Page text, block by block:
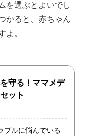
を選ぶとよいでし
かると、赤ちゃん
よ。
守る！ママメデ
ット
ブルに悩んでいる